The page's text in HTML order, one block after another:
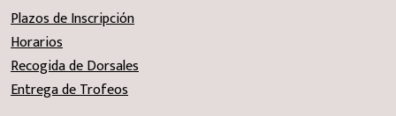
Plazos de Inscripción
Horarios
Recogida de Dorsales
Entrega de Trofeos